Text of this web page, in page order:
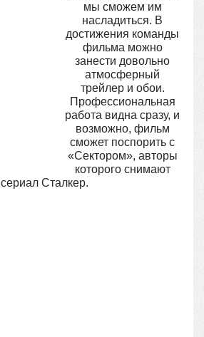
мы сможем им
насладиться. В
достижения команды
фильма можно
занести довольно
атмосферный
трейлер и обои.
Профессиональная
работа видна сразу, и
возможно, фильм
сможет поспорить с
«Сектором», авторы
которого снимают
сериал Сталкер.